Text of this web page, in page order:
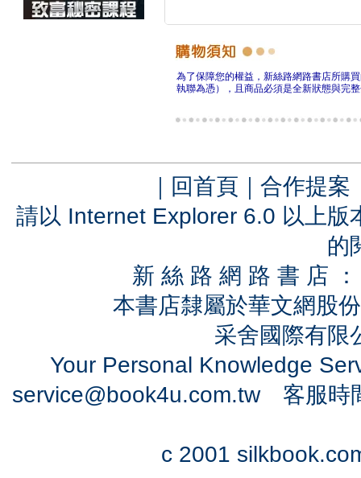
為了保障您的權益，新絲路網路書店所購
執聯為憑），且商品必須是全新狀態與完
｜ 回首頁 ｜ 合作提案
請以 Internet Explorer 6.0 以上
的
新 絲 路 網 路 書 店
本書店隸屬於華文網股
采舍國際有
Your Personal Knowledge
service@book4u.com.tw客服時
c 2001